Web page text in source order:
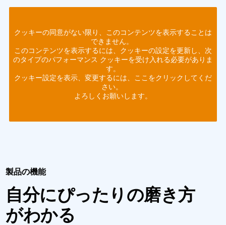
クッキーの同意がない限り、このコンテンツを表示することは
できません。
このコンテンツを表示するには、クッキーの設定を更新し、次
のタイプのパフォーマンス クッキーを受け入れる必要がありま
す。
クッキー設定を表示、変更するには、ここをクリックしてくだ
さい。
よろしくお願いします。
製品の機能
自分にぴったりの磨き方
がわかる